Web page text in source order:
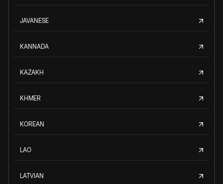
JAVANESE
KANNADA
KAZAKH
KHMER
KOREAN
LAO
LATVIAN